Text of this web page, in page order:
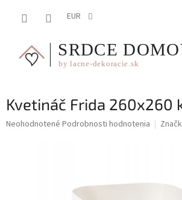
EUR
Kvetináč Frida 260x260
Priemerné
Neohodnotené Podrobnosti hodnotenia